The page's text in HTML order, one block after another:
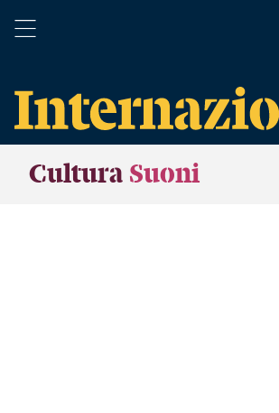
Cultura Suoni